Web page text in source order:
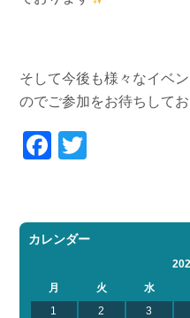
そして今後も様々なイベ
のでご参加をお待ちして
Facebook
カレンダー
月
火 水
1
2 3